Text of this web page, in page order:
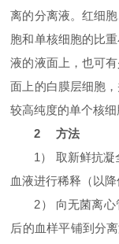
离的分离液。红细
胞和单核细胞的比
液的液面上，也可
面上的白膜层细胞
较高纯度的单个核细
2 方法
1） 取新鲜抗
血液进行稀释（以
2） 向无菌离
后的血样平铺到分